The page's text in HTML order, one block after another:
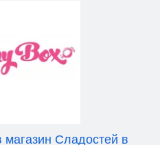
магазин Сладостей в